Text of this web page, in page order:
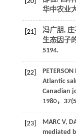
华中农业
[21]
冯广朋,
生态因子
5194.
[22] PETERSON
Atlantic
Canadian
1980， 37
[23] MARC V,
mediated